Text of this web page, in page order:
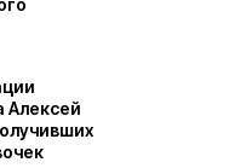
Алексей